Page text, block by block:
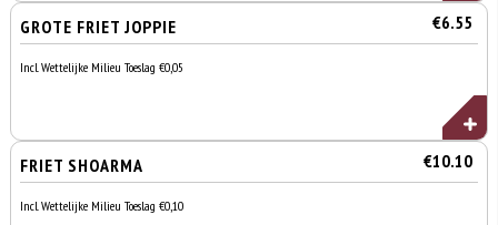
GROTE FRIET JOPPIE €6.55
Incl. Wettelijke Milieu Toeslag €0,05
FRIET SHOARMA €10.10
Incl. Wettelijke Milieu Toeslag €0,10